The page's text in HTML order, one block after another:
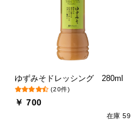
ゆずみそドレッシング 280ml
(20件)
￥ 700
在庫 59